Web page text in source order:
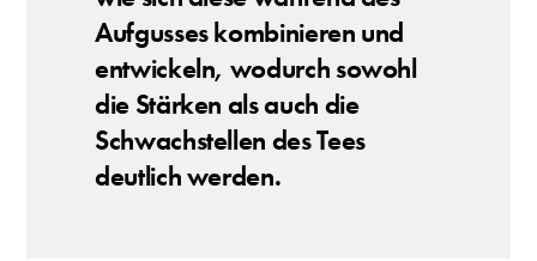
Aufgusses kombinieren und
entwickeln, wodurch sowohl
die Stärken als auch die
Schwachstellen des Tees
deutlich werden.